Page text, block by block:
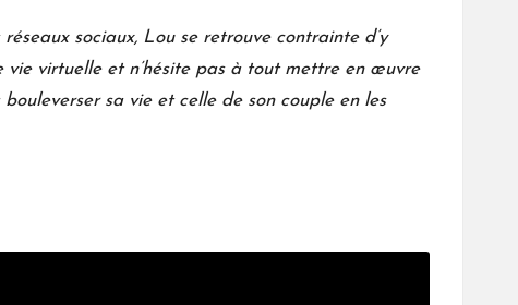
sociaux, Lou se retrouve contrainte d’y
virtuelle et n’hésite pas à tout mettre en œuvre
sa vie et celle de son couple en les